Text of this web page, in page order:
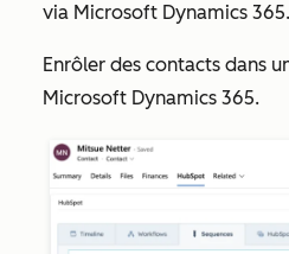
via Microsoft Dynamics 365.
Enrôler des contacts dans
Microsoft Dynamics 365.